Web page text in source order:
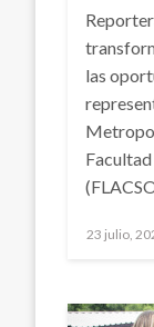
las
Publicado
23 julio,